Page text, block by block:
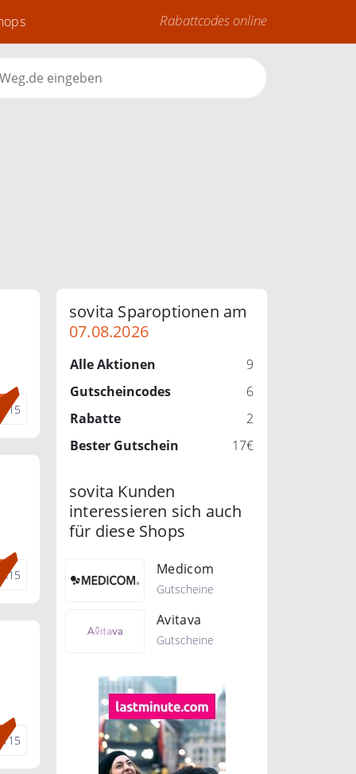
Rabattcodes online
re15
sn15
mr15
sovita Sparoptionen am
07.08.2026
Alle Aktionen
9
Gutscheincodes
6
Rabatte
2
Bester Gutschein
17€
sovita Kunden
interessieren sich auch
für diese Shops
Medicom
Gutscheine
Avitava
Gutscheine